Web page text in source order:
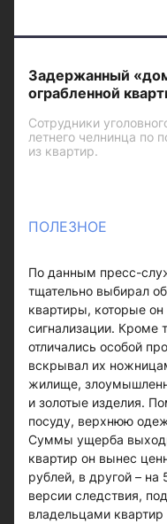
Задержанный
ограбленной
Сотрудники
летнего челнинца по
из квартир.
ПОЛЕЗНОЕ
По данным пресс-
тщательно выбирал
квартиры, которые
сигнализации. Кроме
отличались особой
вскрывал их
жилище,
и золотые изделия.
посуду, верхнюю
Суммы ущерба
квартир он вынес
рублей, в другой – на
версии следствия,
владельцами